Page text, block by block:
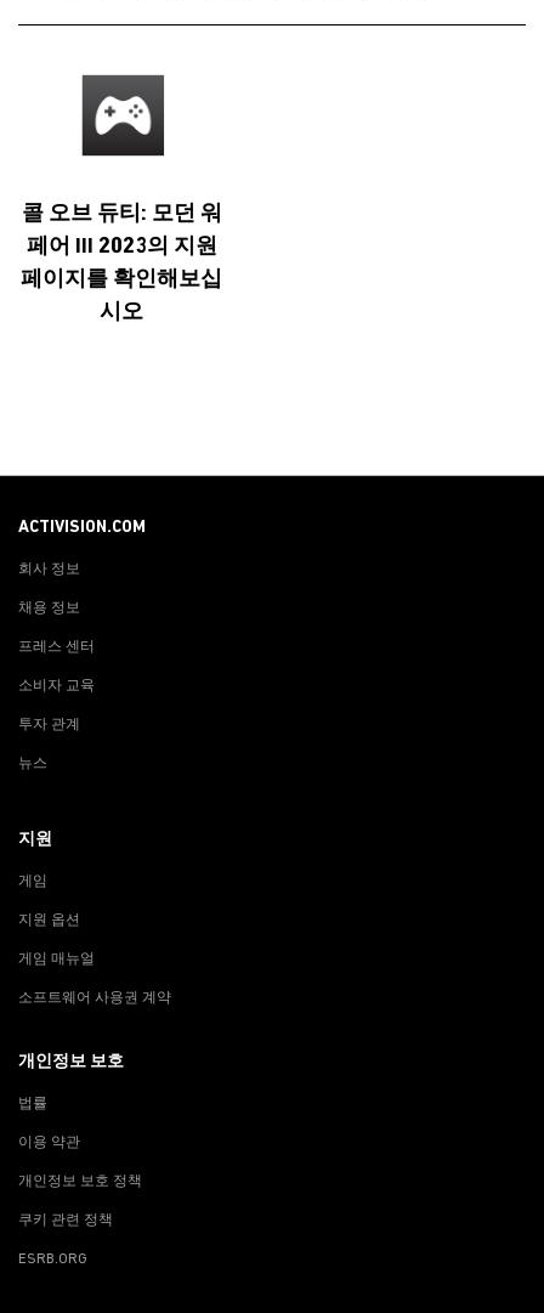
콜 오브 듀티: 모던 워
페어 III 2023의 지원
페이지를 확인해보십
시오
ACTIVISION.COM
회사 정보
채용 정보
프레스 센터
소비자 교육
투자 관계
뉴스
지원
게임
지원 옵션
게임 매뉴얼
소프트웨어 사용권 계약
개인정보 보호
법률
이용 약관
개인정보 보호 정책
쿠키 관련 정책
ESRB.ORG